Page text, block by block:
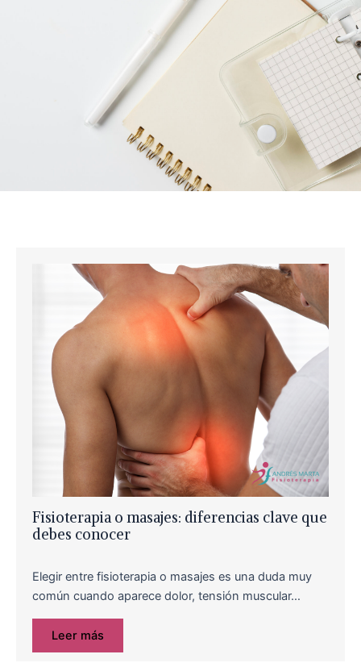
Fisioterapia o masajes: diferencias clave que
debes conocer
Elegir entre fisioterapia o masajes es una duda muy
común cuando aparece dolor, tensión muscular…
Leer más